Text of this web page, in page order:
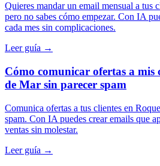
Quieres mandar un email mensual a tus
pero no sabes cómo empezar. Con IA
cada mes sin complicaciones.
Leer guía →
Cómo comunicar ofertas a mis
de Mar sin parecer spam
Comunica ofertas a tus clientes en
spam. Con IA puedes crear emails que
ventas sin molestar.
Leer guía →